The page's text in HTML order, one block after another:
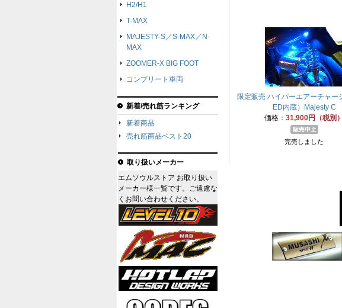
限定販売 ハイパーエアーチャー
ED内蔵）Majesty C
価格： 31,900円（税別）
完売しました
H2/H1
T-MAX
MAJESTY-S／S-MAX／N-
MAX
ZOOMER-X BIG FOOT
コンプリート車両
新着/売れ筋ランキング
新着商品
売れ筋商品ベスト20
取り扱いメーカー
エムソウルストア お取り扱い
メーカー様一覧です。ご遠慮な
くお問い合わせください。